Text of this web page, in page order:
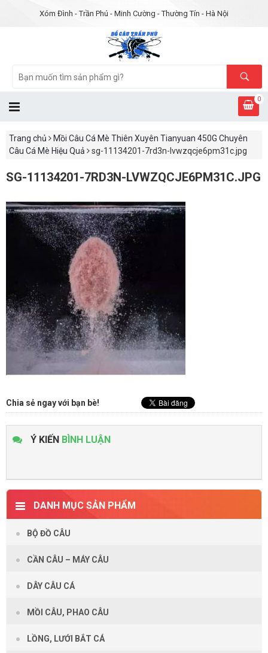
Xóm Đình - Trần Phú - Minh Cường - Thường Tín - Hà Nội
0
Trang chủ
Mồi Câu Cá Mè Thiên Xuyên Tianyuan 450G Chuyên
Câu Cá Mè Hiệu Quả
sg-11134201-7rd3n-lvwzqcje6pm31c.jpg
SG-11134201-7RD3N-LVWZQCJE6PM31C.JPG
Chia sẻ ngay với bạn bè!
Ý KIẾN BÌNH LUẬN
DANH MỤC SẢN PHẨM
BỘ ĐỒ CÂU
CẦN CÂU – MÁY CÂU
DÂY CÂU CÁ
MỒI CÂU, PHAO CÂU
LỒNG, LƯỚI BẮT CÁ